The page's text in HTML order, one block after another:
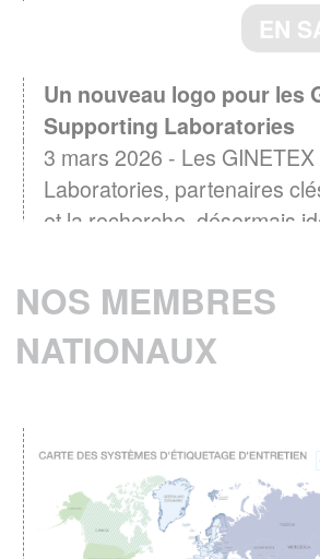
EN
Un nouveau logo pour les
Supporting Laboratories
3 mars 2026 - Les
Laboratories, partenaires
et la recherche, désormais
EN
Baromètre GINETEX 2024 :
L’étiquette est un élément
les consommateurs dans
vêtements.
EN
NOS MEMBRES
NATIONAUX